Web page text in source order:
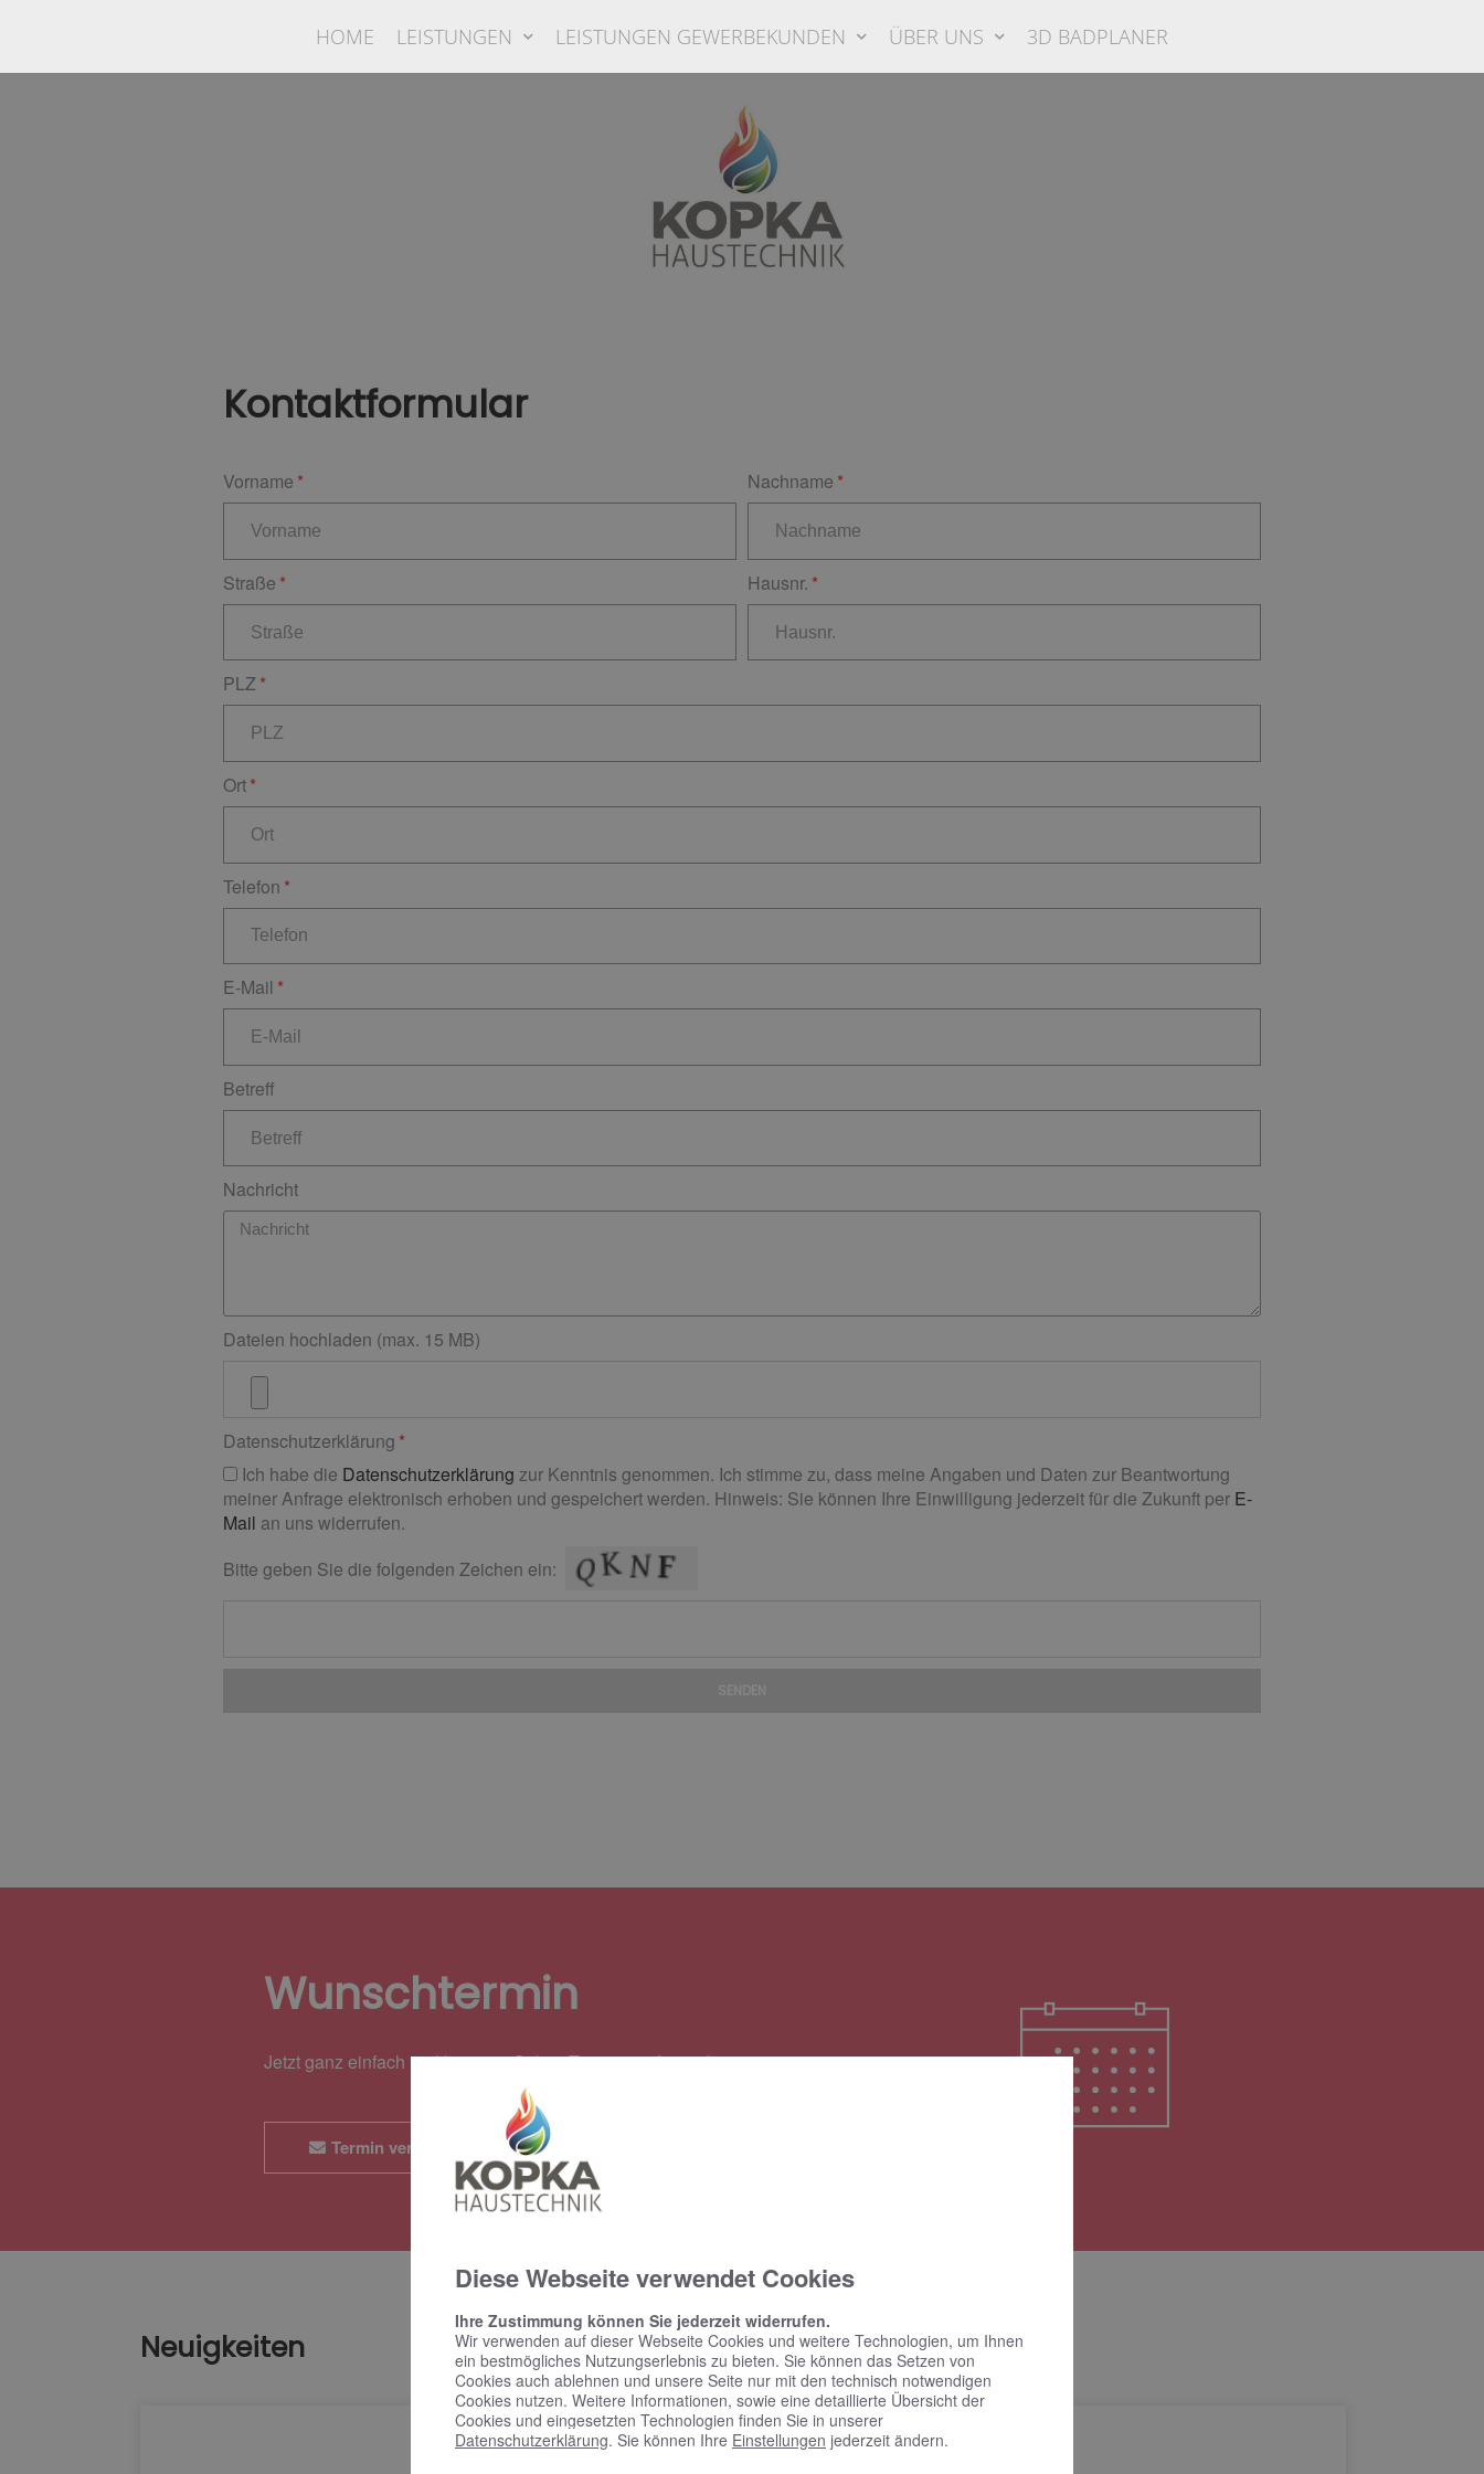
HOME LEISTUNGEN LEISTUNGEN GEWERBEKUNDEN ÜBER UNS 3D BADPLANER
Kontaktformular
Vorname Nachname
Straße Hausnr.
PLZ
Ort
Telefon
E-Mail
Betreff
Nachricht
Dateien hochladen (max. 15 MB)
Datenschutzerklärung
Ich habe die Datenschutzerklärung zur Kenntnis genommen. Ich stimme zu, dass meine Angaben und Daten zur Beantwortung
meiner Anfrage elektronisch erhoben und gespeichert werden. Hinweis: Sie können Ihre Einwilligung jederzeit für die Zukunft per E-
Mail an uns widerrufen.
Bitte geben Sie die folgenden Zeichen ein:
Wunschtermin
Jetzt ganz einfach und bequem Online Termine anfragen!
Termin vereinbaren
Neuigkeiten
Diese Webseite verwendet Cookies
Ihre Zustimmung können Sie jederzeit widerrufen.
Wir verwenden auf dieser Webseite Cookies und weitere Technologien, um Ihnen
ein bestmögliches Nutzungserlebnis zu bieten. Sie können das Setzen von
Cookies auch ablehnen und unsere Seite nur mit den technisch notwendigen
Cookies nutzen. Weitere Informationen, sowie eine detaillierte Übersicht der
Cookies und eingesetzten Technologien finden Sie in unserer
Datenschutzerklärung. Sie können Ihre Einstellungen jederzeit ändern.